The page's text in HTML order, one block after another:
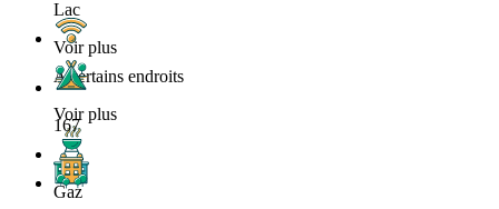
A certains endroits
Voir plus
Gaz
Lac
Voir plus
167